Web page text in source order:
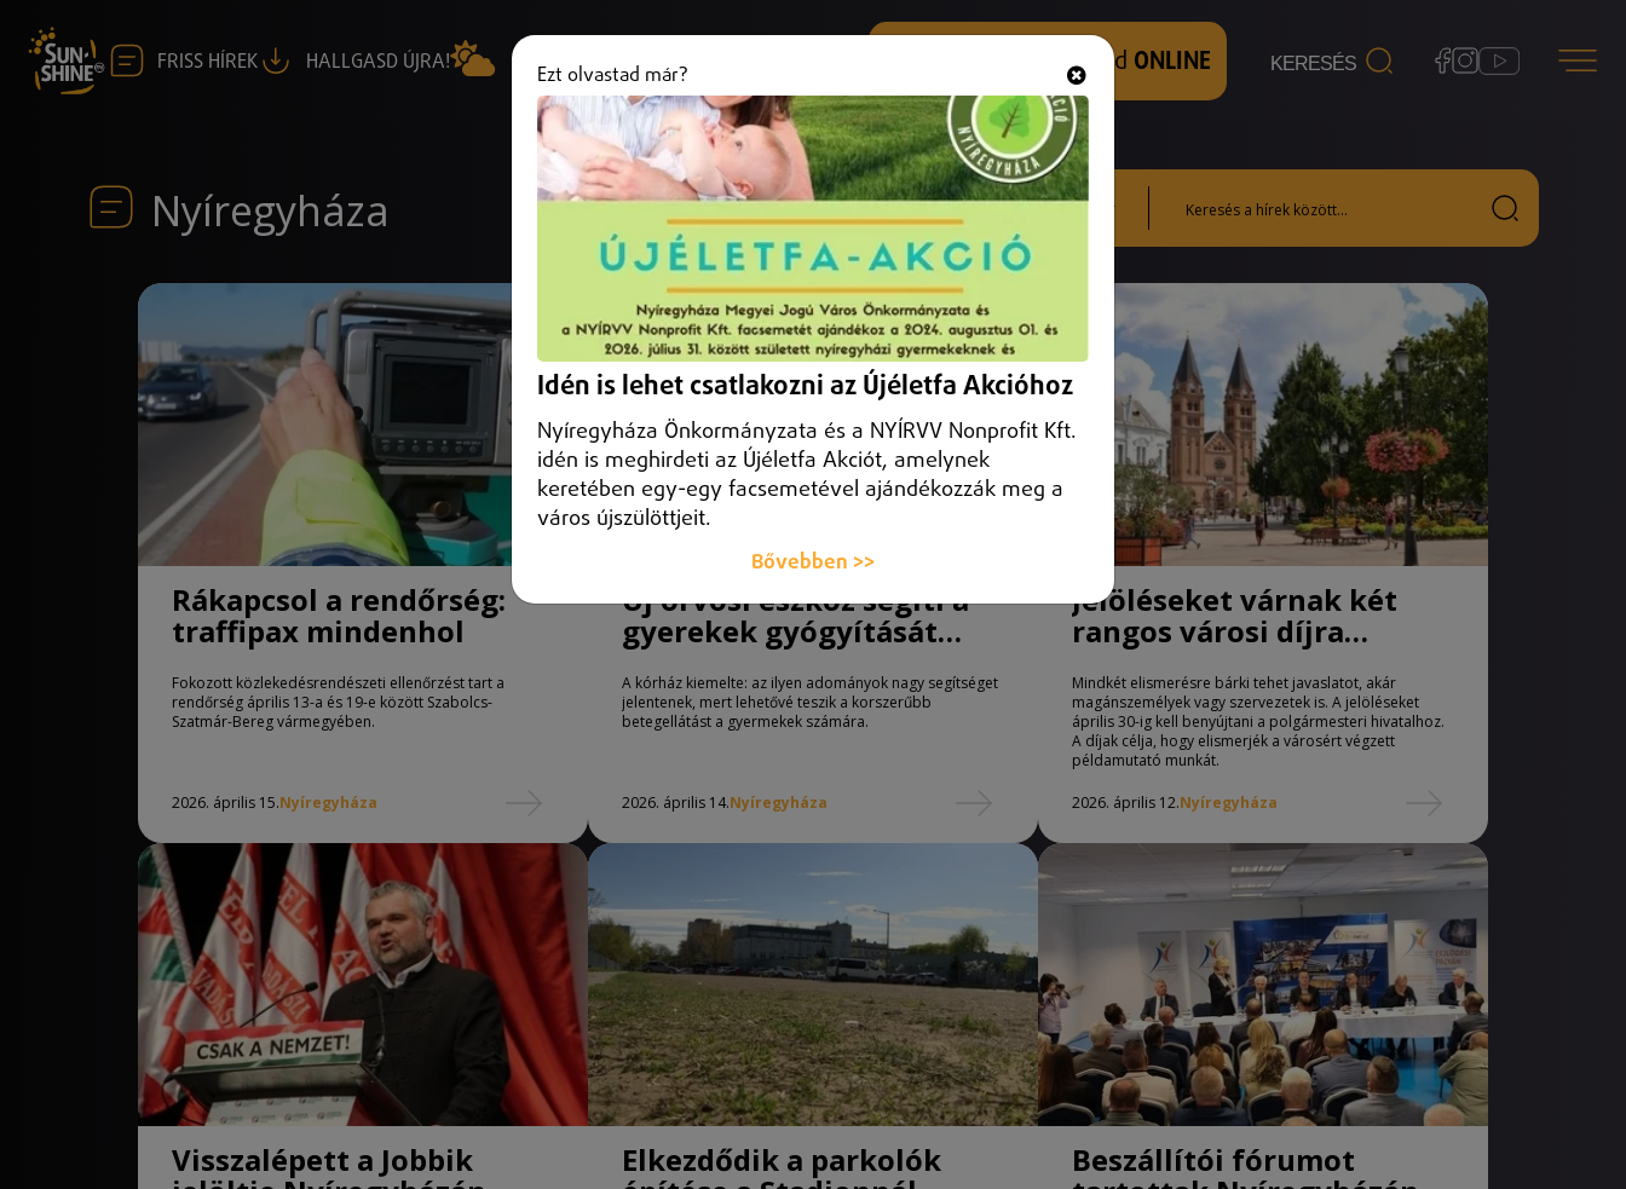
FRISS HÍREK HALLGASD ÚJRA! +36 (20) 316 3000 Hallgasd és nézd ONLINE
Nyíregyháza
Rákapcsol a rendőrség:
traffipax mindenhol
Fokozott közlekedésrendészeti ellenőrzést tart a
rendőrség április 13-a és 19-e között Szabolcs-
Szatmár-Bereg vármegyében.
2026. április 15.Nyíregyháza
Új orvosi eszköz segíti a
gyerekek gyógyítását
Nyíregyházán
A kórház kiemelte: az ilyen adományok nagy segítséget
jelentenek, mert lehetővé teszik a korszerűbb
betegellátást a gyermekek számára.
2026. április 14.Nyíregyháza
Jelöléseket várnak két
rangos városi díjra
Nyíregyházán
Mindkét elismerésre bárki tehet javaslatot, akár
magánszemélyek vagy szervezetek is. A jelöléseket
április 30-ig kell benyújtani a polgármesteri hivatalhoz.
A díjak célja, hogy elismerjék a városért végzett
példamutató munkát.
2026. április 12.Nyíregyháza
Visszalépett a Jobbik Elkezdődik a parkolók Beszállítói fórumot
Ezt olvastad már?
Idén is lehet csatlakozni az Újéletfa Akcióhoz
Nyíregyháza Önkormányzata és a NYÍRVV Nonprofit Kft.
idén is meghirdeti az Újéletfa Akciót, amelynek
keretében egy-egy facsemetével ajándékozzák meg a
város újszülöttjeit.
Bővebben >>